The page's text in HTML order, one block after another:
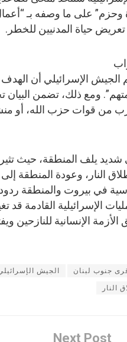
على ما وصفه بـ “أعمال
حياة المدنيين للخطر.
الجيش الإسرائيلي أن
ومع ذلك، تضمن البيان
من قوات حزب الله، أو
شديد يلف المنطقة، حيث
النار، وعودة المنطقة
في بيروت والمنطقة
الإسرائيلية القادمة
الإنسانية للنازحين
قرى جنوب لبنان الجيش
النار
Next Post